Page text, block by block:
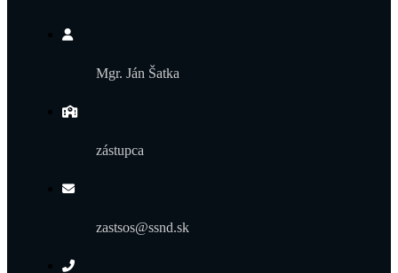
Mgr. Ján Šatka
zástupca
zastsos@ssnd.sk